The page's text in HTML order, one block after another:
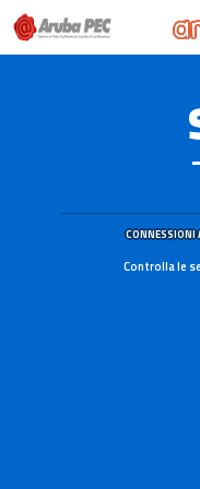
CONNESSIONI
Controlla le